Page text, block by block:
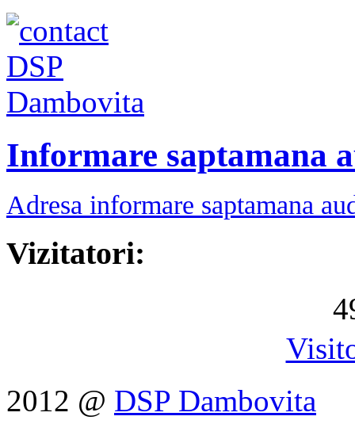
Informare saptamana
Adresa informare saptamana
Vizitatori:
4
2012 @ DSP Dambovita